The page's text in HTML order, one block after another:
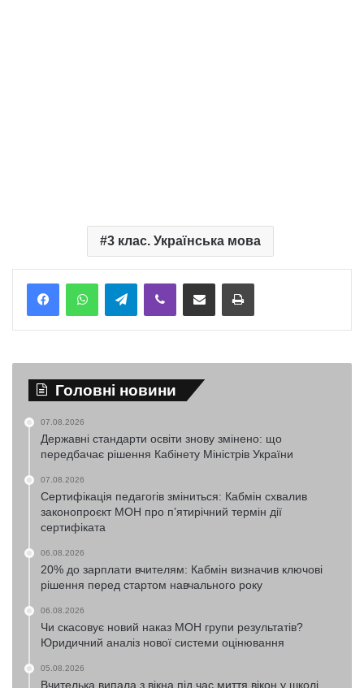
3 клас. Українська мова
TelegramViber Надіслати електронною поштоюНадрукувати
Головні новини
07.08.2026
Державні стандарти освіти знову змінено: що
передбачає рішення Кабінету Міністрів України
07.08.2026
Сертифікація педагогів зміниться: Кабмін схвалив
законопроєкт МОН про п’ятирічний термін дії
сертифіката
06.08.2026
20% до зарплати вчителям: Кабмін визначив ключові
рішення перед стартом навчального року
06.08.2026
Чи скасовує новий наказ МОН групи результатів?
Юридичний аналіз нової системи оцінювання
05.08.2026
Вчителька випала з вікна під час миття вікон у школі